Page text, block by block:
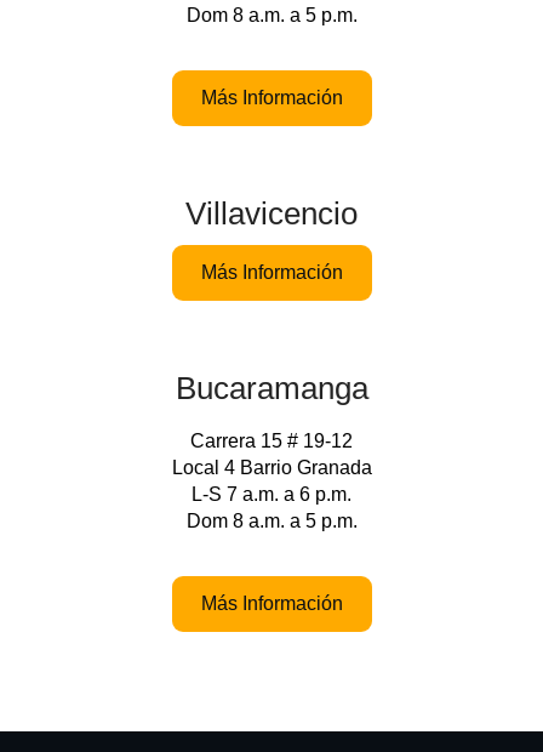
Dom 8 a.m. a 5 p.m.
Más Información
Villavicencio
Más Información
Bucaramanga
Carrera 15 # 19-12
Local 4 Barrio Granada
L-S 7 a.m. a 6 p.m.
Dom 8 a.m. a 5 p.m.
Más Información